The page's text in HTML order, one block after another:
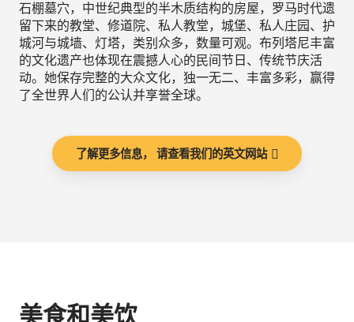
石棚墓穴，中世纪典型的半木质结构的房屋，罗马时代遗
留下来的教堂、修道院、私人教堂，城堡、私人庄园、护
城河与城墙、灯塔，类别众多，数量可观。布列塔尼丰富
的文化遗产也体现在震撼人心的民间节日、传统节庆活
动。她保存完整的大众文化，独一无二、丰富多彩，赢得
了全世界人们的公认并享誉全球。
了解更多信息， 请查看我们的英文网站
美食和美饮